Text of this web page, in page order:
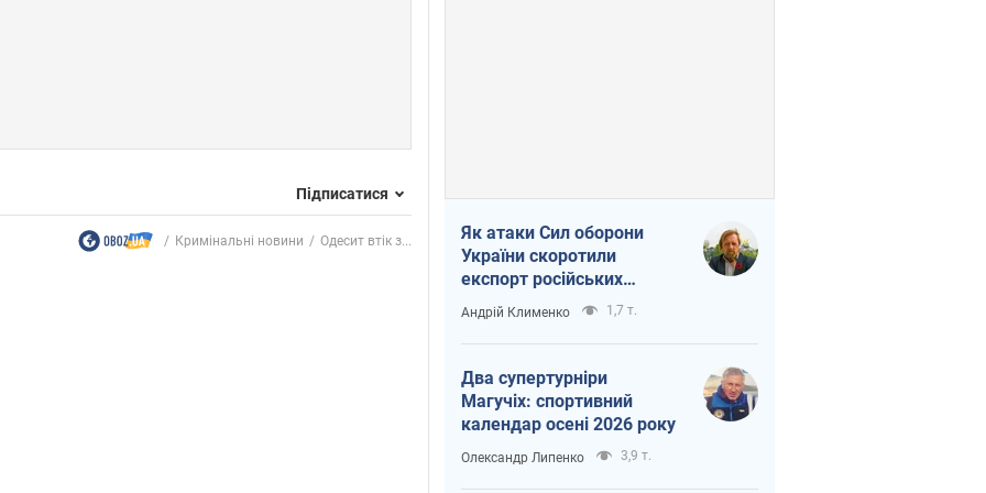
Підписатися
Кримінальні новини Одесит втік з...
Як атаки Сил оборони
України скоротили
експорт російських
нафтопродуктів
Андрій Клименко 1,7 т.
Два супертурніри
Магучіх: спортивний
календар осені 2026 року
Олександр Липенко 3,9 т.